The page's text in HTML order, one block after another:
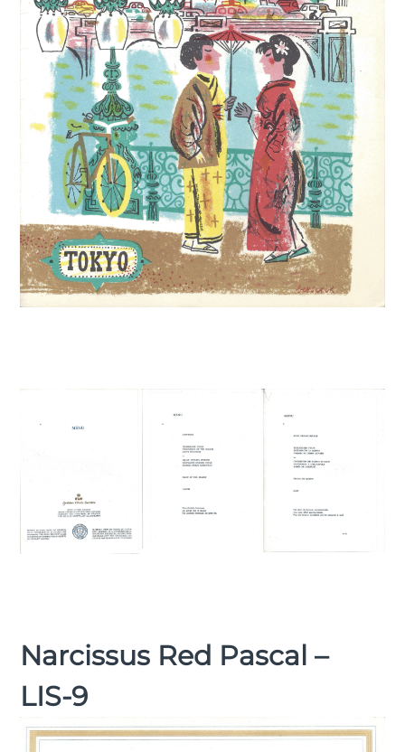
Narcissus Red Pascal –
LIS-9